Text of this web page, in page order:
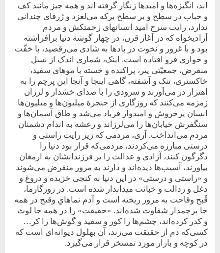
اند، انگیزه‌ها و امیدها زنگار گرفته اند و همه چیز مانند کف
و حباب در سطح و بر سطح برکه می‌لغزد و ژرفای چندانی
ندارد، رایت سرخ امید انسانهای زحمتکش و مردم
آزادیخواه که در آغاز قرن، در چهار گوشة دنیا برافراشته
بود و با غرور و نخوت در بادها به شادی می‌رقصید، با خفّت
و خواری فرو افتاده است. اینک، شماری اندک از نسل
منقرض، جمعیّتی پیر، پراکنده و خسته با موهای سفید،
خاکستری، تنک و آشفته، گاهی اینجا و آنجا این پرچم‌ را به
اهتزار در می‌آورند و سرودی را با صدای خشدار و لرزان
زمزمه می‌کنند که روزگاری از حنجرة میلیون‌ها و میلیون‌‌ها
انسان پرخروش و امیدوار فریاد می‌شد و طاق آسمان‌ها‌ و
سنگفرش خیابان‌ها را می‌لرزاند و رعشه به اندام دشمنان
مردم می‌انداخت. آری، مردمی که زیر رایت راستی و
درستی مبارزه می‌کردند، مردمی‌که قرار بود دنیا را
دگرگون کنند، آزادی و عدالت را بر فرزندانشان به ارمغان
بیاورند، آسیب‌ها دیده‌اند و دارند به مرور منقرض می‌شوند
و «راستی و درستی» در این دنیا به کنجی خزیده و دروغ و
دغل و رذالت و خباثت میداندار شده است. در روزگارما،
قُبح وقاحت به مرور ریخته است و آدم نماهایِ وقیح در همه
جا پرچمدار شقاوت شده‌اند. «حقیقت» را در همه جا لوث
و کدر کرده‌اند، چشم‌ها را کور و سفید و گوش‌ها را کر…
کسی‌که دم از حقیقت می‌زند، آن بهلول دیوانه‌ای است که
در کوچه و بازار مورد تمسخر قرار می‌گیرد.